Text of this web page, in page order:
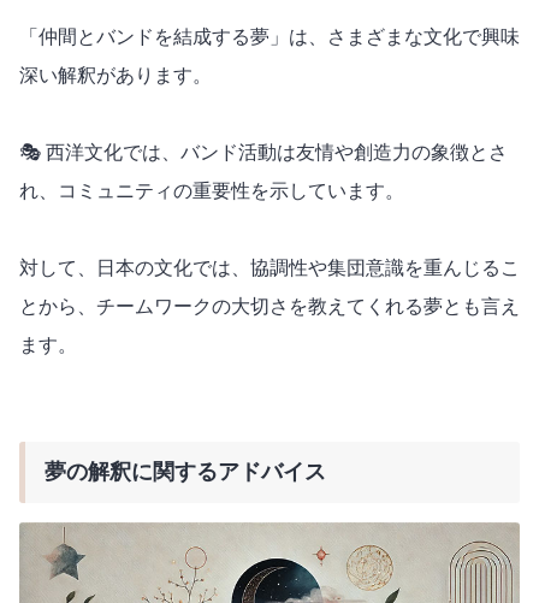
「仲間とバンドを結成する夢」は、さまざまな文化で興味
深い解釈があります。
🎭 西洋文化では、バンド活動は友情や創造力の象徴とさ
れ、コミュニティの重要性を示しています。
対して、日本の文化では、協調性や集団意識を重んじるこ
とから、チームワークの大切さを教えてくれる夢とも言え
ます。
夢の解釈に関するアドバイス